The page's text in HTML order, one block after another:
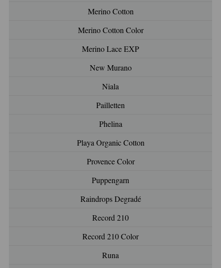
Merino Cotton
Merino Cotton Color
Merino Lace EXP
New Murano
Niala
Pailletten
Phelina
Playa Organic Cotton
Provence Color
Puppengarn
Raindrops Degradé
Record 210
Record 210 Color
Runa